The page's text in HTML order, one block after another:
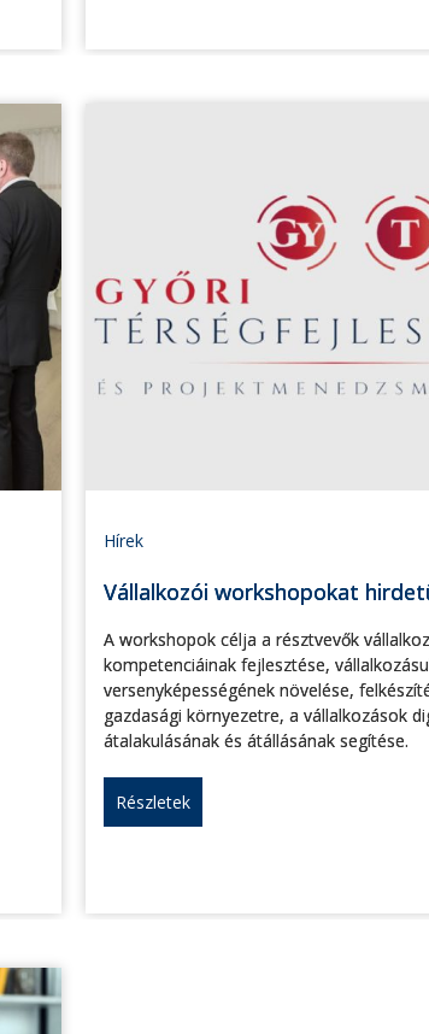
Hírek
Vállalkozói workshopokat
A workshopok célja a résztvevők
kompetenciáinak fejlesztése,
versenyképességének növelése,
gazdasági környezetre, a vállalkozások
átalakulásának és átállásának segítése.
Részletek